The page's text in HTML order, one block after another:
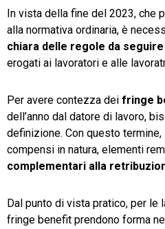
In vista della fine del 2023, che
alla normativa ordinaria, è
chiara delle regole da seguire
erogati ai lavoratori e alle
Per avere contezza dei fringe
dell’anno dal datore di lavoro,
definizione. Con questo
compensi in natura, elementi
complementari alla
Dal punto di vista pratico, per le
fringe benefit prendono forma